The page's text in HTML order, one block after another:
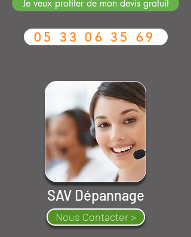
Je veux profiter de mon devis gratuit
05 33 06 35 69
SAV Dépannage
Nous Contacter >